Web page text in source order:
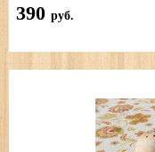
390 руб.